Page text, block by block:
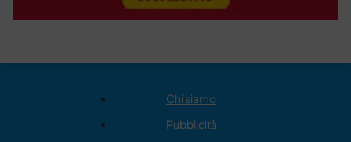
Chi siamo
Pubblicità